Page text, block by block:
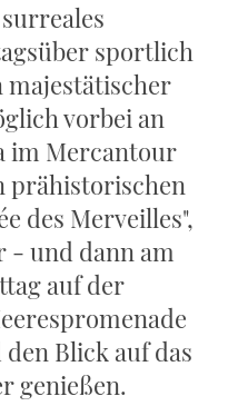
sportlich
vorbei an
im Mercantour
prähistorischen
des Merveilles",
- und dann am
auf der
Blick auf das
genießen.